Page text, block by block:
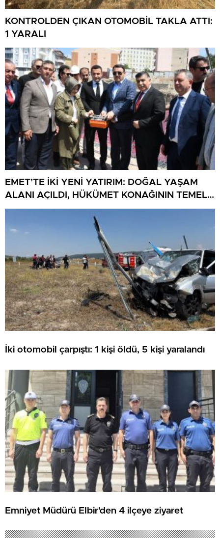
KONTROLDEN ÇIKAN OTOMOBİL TAKLA ATTI:
1 YARALI
EMET’TE İKİ YENİ YATIRIM: DOĞAL YAŞAM
ALANI AÇILDI, HÜKÜMET KONAĞININ TEMELİ
ATILDI
İki otomobil çarpıştı: 1 kişi öldü, 5 kişi yaralandı
Emniyet Müdürü Elbir’den 4 ilçeye ziyaret